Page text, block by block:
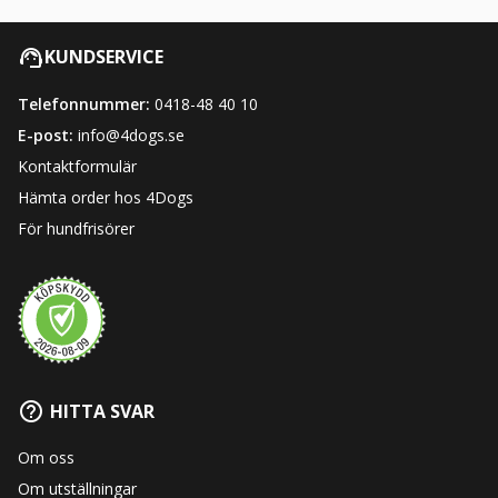
KUNDSERVICE
Telefonnummer: 0418-48 40 10
E-post: info@4dogs.se
Kontaktformulär
Hämta order hos 4Dogs
För hundfrisörer
HITTA SVAR
Om oss
Om utställningar